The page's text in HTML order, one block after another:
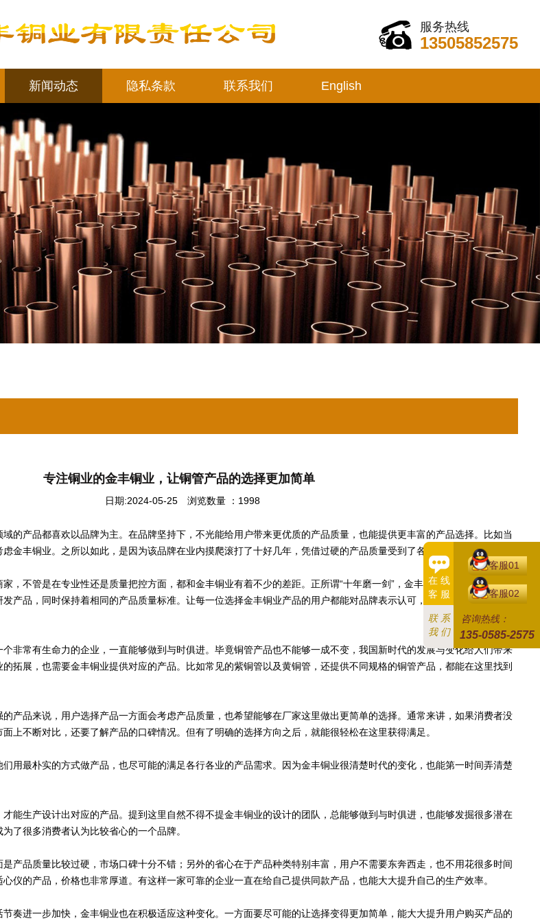
服务热线
13505852575
新闻动态 隐私条款 联系我们 English
专注铜业的金丰铜业，让铜管产品的选择更加简单
日期:2024-05-25 浏览数量 ：1998
产品都喜欢以品牌为主。在品牌坚持下，不光能给用户带来更优质的产品质量，也能提供更丰富的产品选择。比如当
金丰铜业。之所以如此，是因为该品牌在业内摸爬滚打了十好几年，凭借过硬的产品质量受到了各行业人士的认可。
不管是在专业性还是质量把控方面，都和金丰铜业有着不少的差距。正所谓“十年磨一剑”，金丰铜业之所以能够收获
产品，同时保持着相同的产品质量标准。让每一位选择金丰铜业产品的用户都能对品牌表示认可，也很愿意推荐给身边
常有生命力的企业，一直能够做到与时俱进。毕竟铜管产品也不能够一成不变，我国新时代的发展与变化给人们带来
拓展，也需要金丰铜业提供对应的产品。比如常见的紫铜管以及黄铜管，还提供不同规格的铜管产品，都能在这里找到
品来说，用户选择产品一方面会考虑产品质量，也希望能够在厂家这里做出更简单的选择。通常来讲，如果消费者没
上不断对比，还要了解产品的口碑情况。但有了明确的选择方向之后，就能很轻松在这里获得满足。
最朴实的方式做产品，也尽可能的满足各行各业的产品需求。因为金丰铜业很清楚时代的变化，也能第一时间弄清楚
生产设计出对应的产品。提到这里自然不得不提金丰铜业的设计的团队，总能够做到与时俱进，也能够发掘很多潜在
了很多消费者认为比较省心的一个品牌。
品质量比较过硬，市场口碑十分不错；另外的省心在于产品种类特别丰富，用户不需要东奔西走，也不用花很多时间
仪的产品，价格也非常厚道。有这样一家可靠的企业一直在给自己提供同款产品，也能大大提升自己的生产效率。
进一步加快，金丰铜业也在积极适应这种变化。一方面要尽可能的让选择变得更加简单，能大大提升用户购买产品的
在 线
客 服
联 系
我 们
客服01
客服02
咨询热线：
135-0585-2575